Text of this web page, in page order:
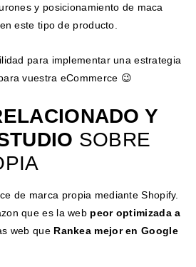
y posicionamiento de maca
este tipo de producto.
para implementar una estrategia
vuestra eCommerce 😉
Y
SOBRE
de marca propia mediante Shopify.
que es la web peor optimizada a
web que Rankea mejor en Google